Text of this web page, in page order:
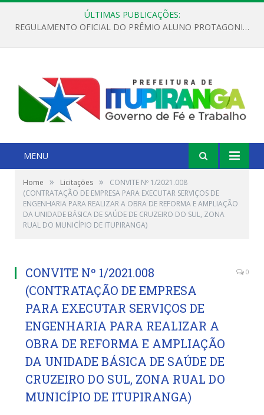
ÚLTIMAS PUBLICAÇÕES:
REGULAMENTO OFICIAL DO PRÊMIO ALUNO PROTAGONISTA – EDIÇÃO 2026
MENU
Home » Licitações »
CONVITE Nº 1/2021.008
(CONTRATAÇÃO DE EMPRESA PARA EXECUTAR SERVIÇOS DE
ENGENHARIA PARA REALIZAR A OBRA DE REFORMA E AMPLIAÇÃO
DA UNIDADE BÁSICA DE SAÚDE DE CRUZEIRO DO SUL, ZONA
RUAL DO MUNICÍPIO DE ITUPIRANGA)
CONVITE Nº 1/2021.008
(CONTRATAÇÃO DE EMPRESA
PARA EXECUTAR SERVIÇOS DE
ENGENHARIA PARA REALIZAR A
OBRA DE REFORMA E AMPLIAÇÃO
DA UNIDADE BÁSICA DE SAÚDE DE
CRUZEIRO DO SUL, ZONA RUAL DO
MUNICÍPIO DE ITUPIRANGA)
0